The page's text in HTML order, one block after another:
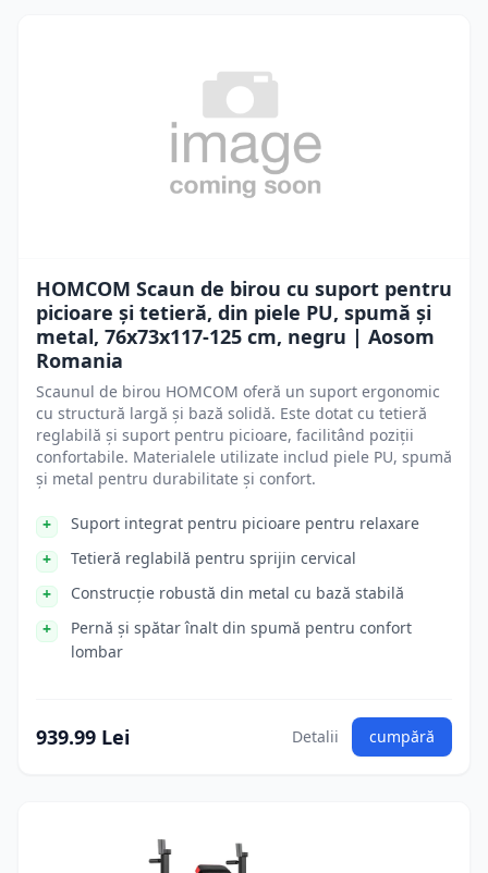
HOMCOM Scaun de birou cu suport pentru
picioare și tetieră, din piele PU, spumă și
metal, 76x73x117-125 cm, negru | Aosom
Romania
Scaunul de birou HOMCOM oferă un suport ergonomic
cu structură largă și bază solidă. Este dotat cu tetieră
reglabilă și suport pentru picioare, facilitând poziții
confortabile. Materialele utilizate includ piele PU, spumă
și metal pentru durabilitate și confort.
Suport integrat pentru picioare pentru relaxare
Tetieră reglabilă pentru sprijin cervical
Construcție robustă din metal cu bază stabilă
Pernă și spătar înalt din spumă pentru confort
lombar
939.99 Lei Detalii cumpără